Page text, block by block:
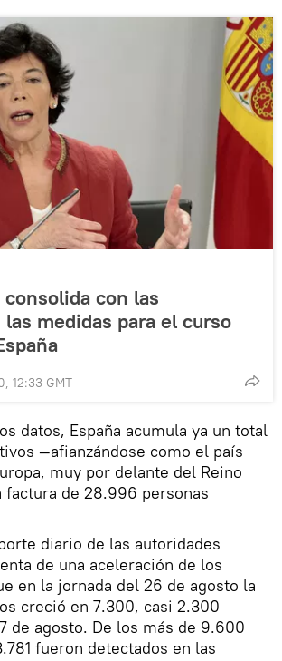
consolida con las
medidas para el curso
12:33 GMT
datos, España acumula ya un total
—afianzándose como el país
muy por delante del Reino
factura de 28.996 personas
diario de las autoridades
de una aceleración de los
en la jornada del 26 de agosto la
creció en 7.300, casi 2.300
de agosto. De los más de 9.600
fueron detectados en las